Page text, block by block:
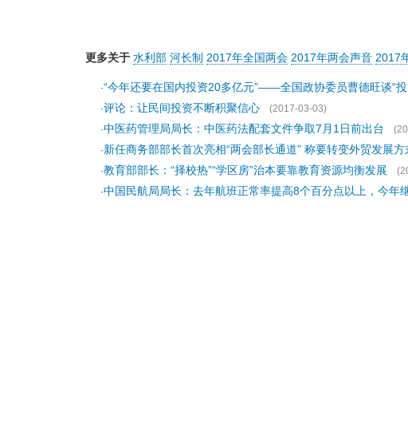
更多关于 水利部 河长制 2017年全国两会 2017年两会声音 2017
·“今年还要在国内投资20多亿元”——全国政协委员曹德旺谈“投
·评论：让民间投资不断积聚信心
(2017-03-03)
·中医药管理局局长：中医药法配套文件争取7月1日前出台
·新任商务部部长首次亮相“两会部长通道” 称要转变外贸发展方
·教育部部长：“择校热”“学区房”治本要靠教育资源均衡发展
·中国民航局局长：去年航班正常率提高8个百分点以上，今年